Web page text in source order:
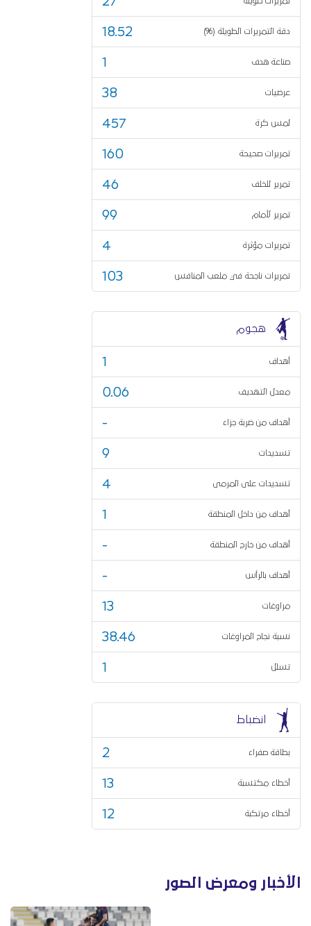
دقة التمريرات الطويلة (%) 18.52
صناعة هدف 1
عرضيات 38
لمس كرة 457
تمريرات صحيحة 160
تمرير للخلف 46
تمرير لأمام 99
تمريرات مؤثرة 4
تمريرات ناجحة في ملعب المنافس 103
هجوم
أهداف 1
معدل التهديف 0.06
أهداف من ضربة جزاء -
تسديدات 9
تسديدات على المرمى 4
أهداف من داخل المنطقة 1
أهداف من خارج المنطقة -
أهداف بالرأس -
مراوغات 13
نسبة نجاح المراوغات 38.46
تسلل 1
انضباط
بطاقة صفراء 2
أخطاء مكتسبة 13
أخطاء مرتكبة 12
الأخبار ومعرض الصور